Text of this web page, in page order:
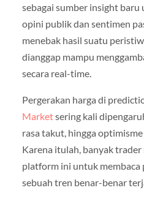
sebagai sumber insight baru
opini publik dan sentimen
menebak hasil suatu
dianggap mampu
secara real-time.
Pergerakan harga di
Marketsering kali
rasa takut, hingga
Karena itulah, banyak
platform ini untuk membaca
sebuah tren benar-benar